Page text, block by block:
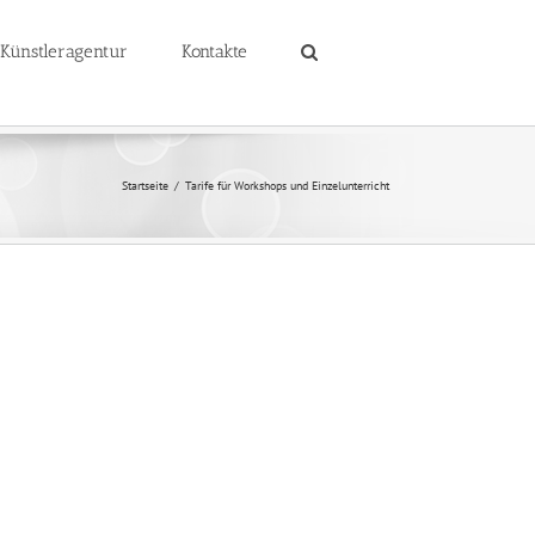
Kontakte
Startseite Tarife für Workshops und Einzelunterricht